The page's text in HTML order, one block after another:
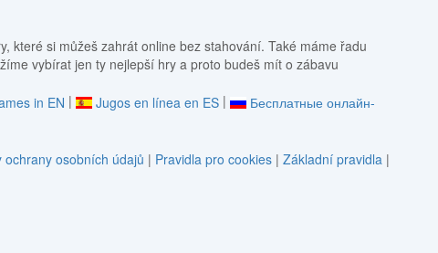
které si můžeš zahrát online bez stahování. Také máme řadu
vybírat jen ty nejlepší hry a proto budeš mít o zábavu
in EN | Jugos en línea en ES |
Бесплатные онлайн-
ochrany osobních údajů | Pravidla pro cookies| Základní pravidla|